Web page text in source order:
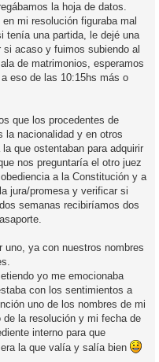
la hoja de datos.
mi resolución figuraba mal
tenía una partida, le dejé una
acaso y fuimos subiendo al
de matrimonios, esperamos
eso de las 10:15hs más o
que los procedentes de
la nacionalidad y en otros
que ostentaban para adquirir
nos preguntaría el otro juez
a la Constitución y a
jura/promesa y verificar si
semanas recibiríamos dos
uno, ya con nuestros nombres
yo me emocionaba
con los sentimientos a
uno de los nombres de mi
de la resolución y mi fecha de
interno para que
la que valía y salía bien